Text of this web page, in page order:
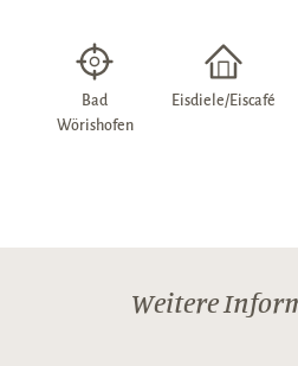
Bad
Wörishofen
Eisdiele/Eiscafé
Weitere